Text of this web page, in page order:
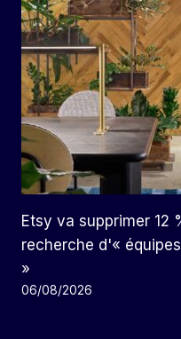
Etsy va supprimer 12
recherche d'«
»
06/08/2026